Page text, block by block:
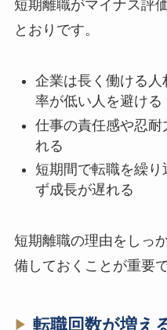
短期離職がマイナス評
とおりです。
企業は長く働ける
率が低い人を避ける
仕事の責任感や忍耐
れる
短期間で転職を繰
ず成長が遅れる
短期離職の理由をしっ
備しておくことが重要で
転職回数が増え